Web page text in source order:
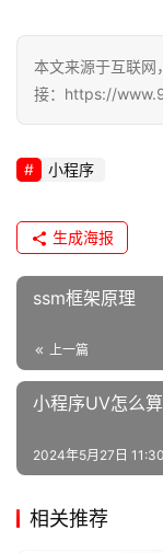
x
运
维
本文来源于互联网
接：https://
小程序
生成海报
ssm框架原理
上一篇
小程序UV怎么算
2024年5月27日 11:30
相关推荐